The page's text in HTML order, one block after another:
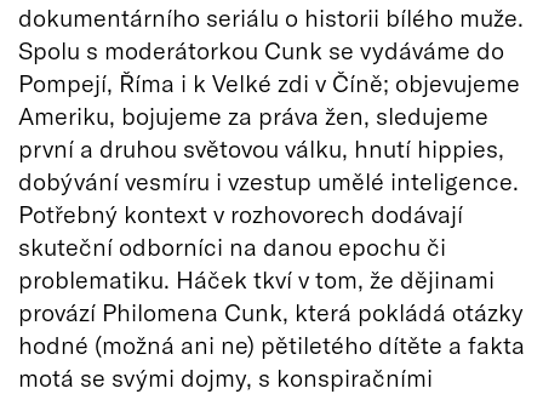
dokumentárního seriálu o historii bílého muže.
Spolu s moderátorkou Cunk se vydáváme do
Pompejí, Říma i k Velké zdi v Číně; objevujeme
Ameriku, bojujeme za práva žen, sledujeme
první a druhou světovou válku, hnutí hippies,
dobývání vesmíru i vzestup umělé inteligence.
Potřebný kontext v rozhovorech dodávají
skuteční odborníci na danou epochu či
problematiku. Háček tkví v tom, že dějinami
provází Philomena Cunk, která pokládá otázky
hodné (možná ani ne) pětiletého dítěte a fakta
motá se svými dojmy, s konspiračními